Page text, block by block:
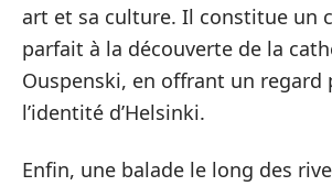
art et sa culture. Il constitue un
parfait à la découverte de la
Ouspenski, en offrant un regard
l’identité d’Helsinki.
Enfin, une balade le long des